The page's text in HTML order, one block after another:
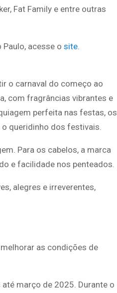
Fat Family e entre outras
acesse o site
o carnaval do começo ao
com fragrâncias vibrantes e
perfeita nas festas, os
queridinho dos festivais.
Para os cabelos, a marca
e facilidade nos penteados.
alegres e irreverentes,
as condições de
março de 2025. Durante o